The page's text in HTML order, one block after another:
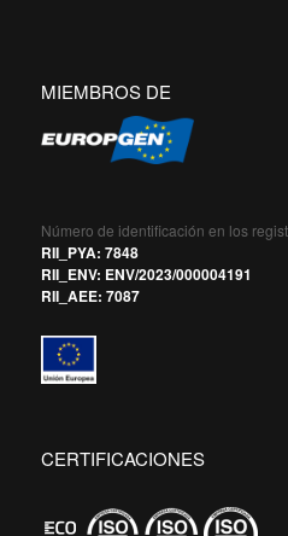
MIEMBROS DE
Número de identificación en los
RII_PYA: 7848
RII_ENV: ENV/2023/000004191
RII_AEE: 7087
CERTIFICACIONES